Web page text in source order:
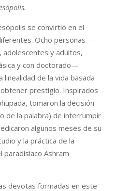
se convirtió en el
Ocho personas —
y adultos,
y con doctorado—
linealidad de la vida basada
prestigio. Inspirados
tomaron la decisión
de la palabra) de interrumpir
algunos meses de su
y la práctica de la
paradisíaco Ashram
devotas formadas en este